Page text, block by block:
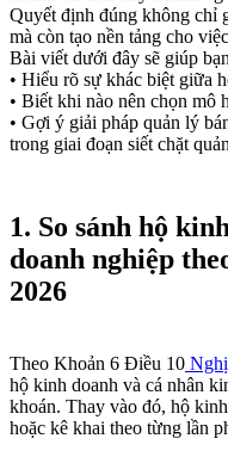
Quyết định đúng không chỉ
mà còn tạo nền tảng cho
Bài viết dưới đây sẽ giúp
• Hiểu rõ sự khác biệt giữa
• Biết khi nào nên chọn mô
• Gợi ý giải pháp quản lý
trong giai đoạn siết chặt
1. So sánh hộ
doanh nghiệp
2026
Theo Khoản 6 Điều 10
hộ kinh doanh và cá nhân
khoán. Thay vào đó, hộ
hoặc kê khai theo từng lần